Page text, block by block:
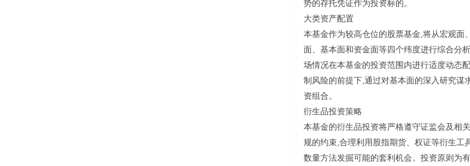
势的存托凭证作为投资标的。
大类资产配置
本基金作为较高仓位的股票基金,将从宏观面
面、基本面和资金面等四个纬度进行综合分
场情况在本基金的投资范围内进行适度动态
制风险的前提下,通过对基本面的深入研究谋
资组合。
衍生品投资策略
本基金的衍生品投资将严格遵守证监会及相
规的约束,合理利用股指期货、权证等衍生工
数量方法发掘可能的套利机会。投资原则为